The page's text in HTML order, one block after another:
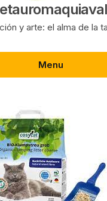
y arte: el alma de la
Menu